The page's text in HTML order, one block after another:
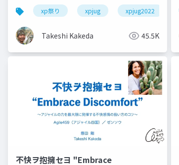
xp祭り xpjug xpjug2022
Takeshi Kakeda 45.5K
不快ヲ抱擁セヨ "Embrace